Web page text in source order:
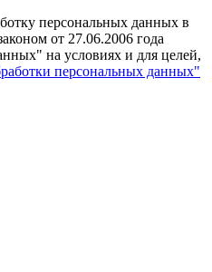
персональных данных в
от 27.06.2006 года
на условиях и для целей,
персональных данных"